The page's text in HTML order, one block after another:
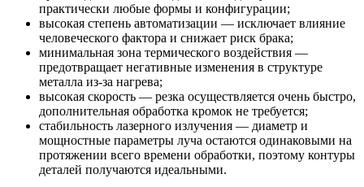
практически любые формы и конфигурации;
высокая степень автоматизации — исключает влияние
человеческого фактора и снижает риск брака;
минимальная зона термического воздействия —
предотвращает негативные изменения в структуре
металла из-за нагрева;
высокая скорость — резка осуществляется очень быстро,
дополнительная обработка кромок не требуется;
стабильность лазерного излучения — диаметр и
мощностные параметры луча остаются одинаковыми на
протяжении всего времени обработки, поэтому контуры
деталей получаются идеальными.